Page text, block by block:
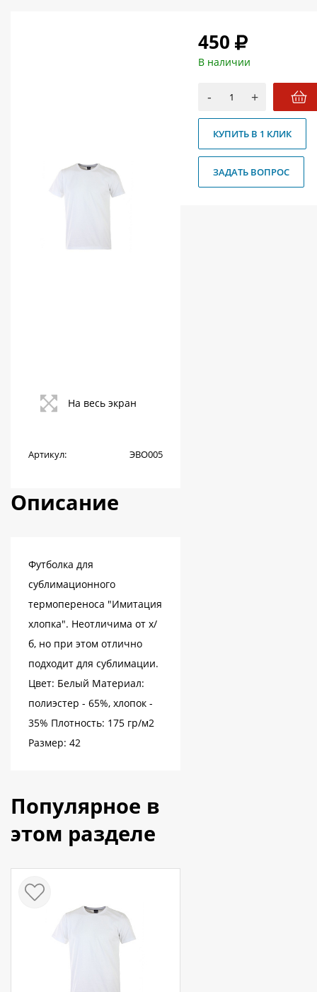
На весь экран
Артикул: ЭВО005
Описание
Футболка для
сублимационного
термопереноса "Имитация
хлопка". Неотличима от х/
б, но при этом отлично
подходит для сублимации.
Цвет: Белый Материал:
полиэстер - 65%, хлопок -
35% Плотность: 175 гр/м2
Размер: 42
Популярное в
этом разделе
450
В наличии
- +
КУПИТЬ В 1 КЛИК
ЗАДАТЬ ВОПРОС